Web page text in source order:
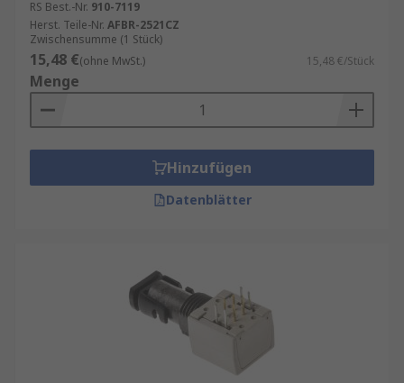
RS Best.-Nr. 910-7119
Herst. Teile-Nr. AFBR-2521CZ
Zwischensumme (1 Stück)
15,48 €(ohne MwSt.) 15,48 €/Stück
Menge
Hinzufügen
Datenblätter